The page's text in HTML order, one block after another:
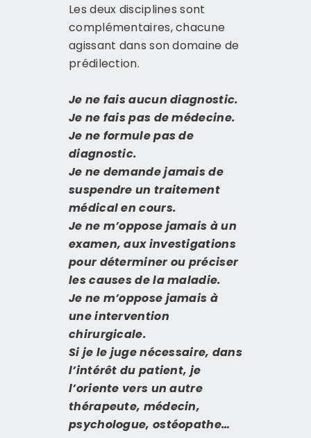
Les deux disciplines sont
complémentaires, chacune
agissant dans son domaine de
prédilection.
Je ne fais aucun diagnostic.
Je ne fais pas de médecine.
Je ne formule pas de
diagnostic.
Je ne demande jamais de
suspendre un traitement
médical en cours.
Je ne m’oppose jamais à un
examen, aux investigations
pour déterminer ou préciser
les causes de la maladie.
Je ne m’oppose jamais à
une intervention
chirurgicale.
Si je le juge nécessaire, dans
l’intérêt du patient, je
l’oriente vers un autre
thérapeute, médecin,
psychologue, ostéopathe…